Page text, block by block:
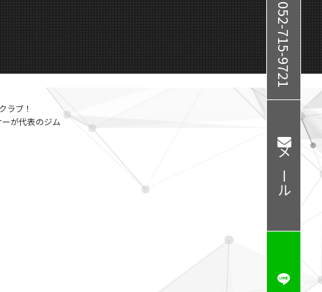
ラブ！
が代表のジム
052-715-9721
メール